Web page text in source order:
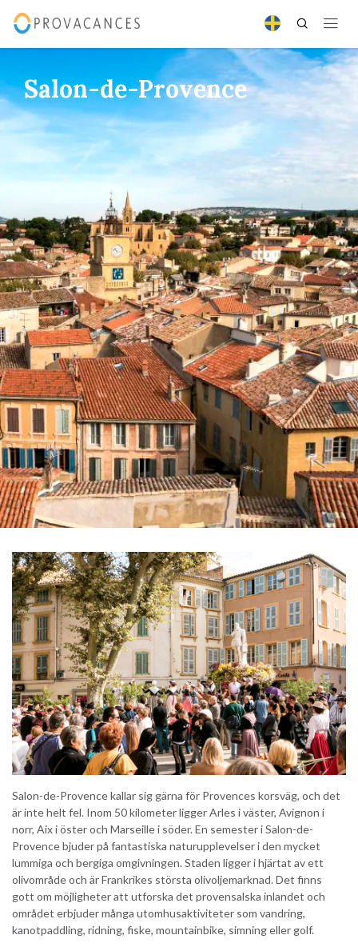
Salon-de-Provence
Salon-de-Provence kallar sig gärna för Provences korsväg, och det
är inte helt fel. Inom 50 kilometer ligger Arles i väster, Avignon i
norr, Aix i öster och Marseille i söder. En semester i Salon-de-
Provence bjuder på fantastiska naturupplevelser i den mycket
lummiga och bergiga omgivningen. Staden ligger i hjärtat av ett
olivområde och är Frankrikes största olivoljemarknad. Det finns
gott om möjligheter att utforska det provensalska inlandet och
området erbjuder många utomhusaktiviteter som vandring,
kanotpaddling, ridning, fiske, mountainbike, simning eller golf.